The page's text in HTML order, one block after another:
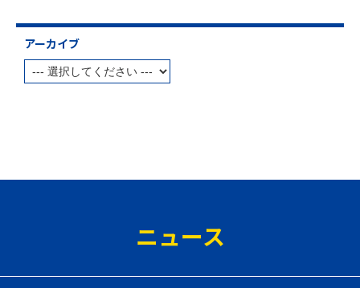
アーカイブ
ニュース